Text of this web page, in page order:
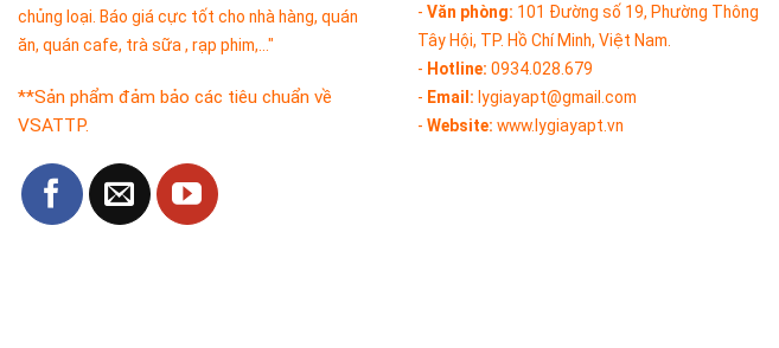
chủng loại. Báo giá cực tốt cho nhà hàng, quán
ăn, quán cafe, trà sữa , rạp phim,..."
**Sản phẩm đảm bảo các tiêu chuẩn về
VSATTP.
- Văn phòng: 101 Đường số 19, Phường Thông
Tây Hội, TP. Hồ Chí Minh, Việt Nam.
- Hotline: 0934.028.679
- Email: lygiayapt@gmail.com
- Website: www.lygiayapt.vn